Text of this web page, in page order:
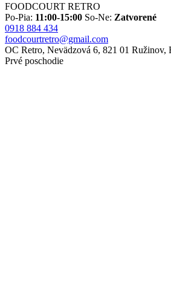
FOODCOURT RETRO
Po-Pia: 11:00-15:00 So-Ne: Zatvorené
0918 884 434
foodcourtretro@gmail.com
OC Retro, Nevädzová 6, 821 01 Ružinov,
Prvé poschodie